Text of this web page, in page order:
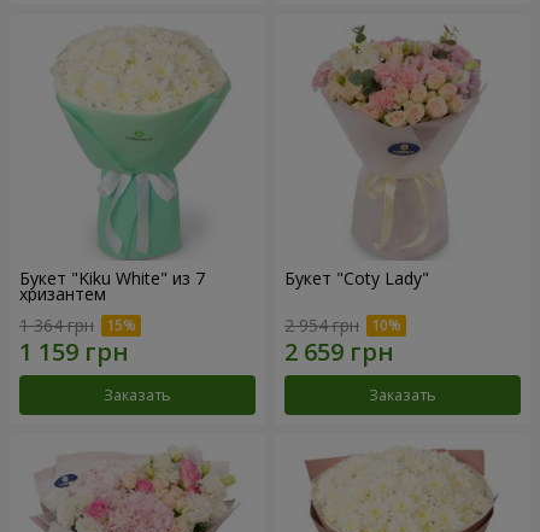
Букет "Kiku White" из 7
хризантем
1 364 грн
Заказать
Букет "Coty Lady"
2 954 грн
Заказать